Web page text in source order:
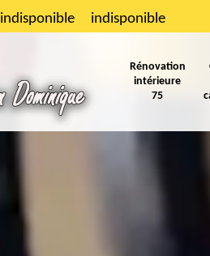
indisponible indisponible
Rénovation
intérieure
75